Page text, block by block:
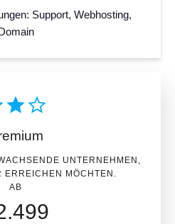
Support, Webhosting,
UNTERNEHMEN,
ERREICHEN MÖCHTEN.
AB